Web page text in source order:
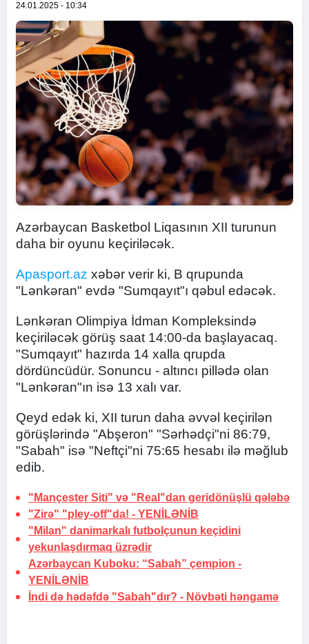
24.01.2025 - 10:34
Azərbaycan Basketbol Liqasının XII turunun
daha bir oyunu keçiriləcək.
Apasport.az xəbər verir ki, B qrupunda
"Lənkəran" evdə "Sumqayıt"ı qəbul edəcək.
Lənkəran Olimpiya İdman Kompleksində
keçiriləcək görüş saat 14:00-da başlayacaq.
"Sumqayıt" hazırda 14 xalla qrupda
dördüncüdür. Sonuncu - altıncı pillədə olan
"Lənkəran"ın isə 13 xalı var.
Qeyd edək ki, XII turun daha əvvəl keçirilən
görüşlərində "Abşeron" "Sərhədçi"ni 86:79,
"Sabah" isə "Neftçi"ni 75:65 hesabı ilə məğlub
edib.
"Mançester Siti" və "Real"dan geridönüşlü qələbə
"Zirə" "pley-off"da! - YENİLƏNİB
"Milan" danimarkalı futbolçunun keçidini
yekunlaşdırmaq üzrədir
Azərbaycan Kuboku: “Sabah” çempion -
YENİLƏNİB
İndi də hədəfdə "Sabah"dır? - Növbəti həngamə